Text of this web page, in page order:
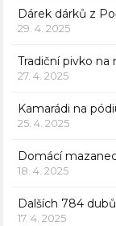
Dárek dárků z
29. 4. 2025
Tradiční pivko
27. 4. 2025
Kamarádi na
25. 4. 2025
Domácí
18. 4. 2025
Dalších 784
17. 4. 2025